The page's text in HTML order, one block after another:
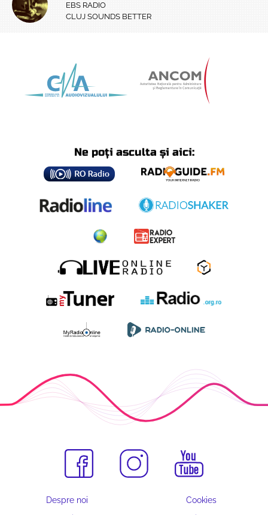
EBS RADIO
CLUJ SOUNDS BETTER
Ne poți asculta și aici:
Despre noi
Cookies